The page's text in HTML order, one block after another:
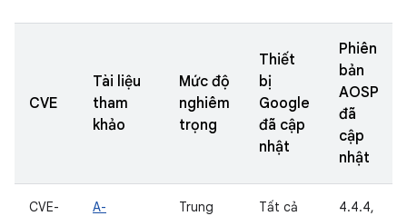
CVE
Tài liệu
tham
khảo
Mức độ
nghiêm
trọng
Thiết
bị
Google
đã cập
nhật
Phiên
bản
AOSP
đã
cập
nhật
CVE-
A-
Trung
Tất cả
4.4.4,